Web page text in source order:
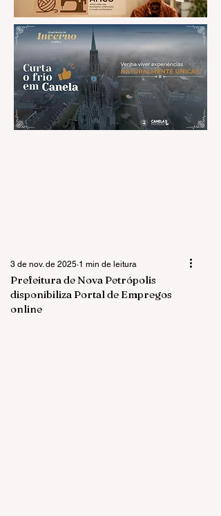
Prefeitura de Nova Petrópolis
disponibiliza Portal de Empregos
online
3 de nov. de 2025 1 min de leitura